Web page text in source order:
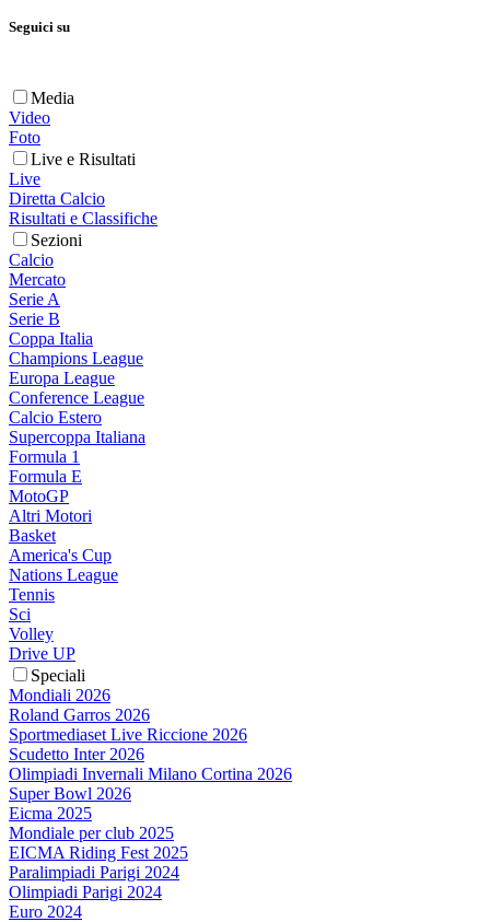
Seguici su
Media
Video
Foto
Live e Risultati
Live
Diretta Calcio
Risultati e Classifiche
Sezioni
Calcio
Mercato
Serie A
Serie B
Coppa Italia
Champions League
Europa League
Conference League
Calcio Estero
Supercoppa Italiana
Formula 1
Formula E
MotoGP
Altri Motori
Basket
America's Cup
Nations League
Tennis
Sci
Volley
Drive UP
Speciali
Mondiali 2026
Roland Garros 2026
Sportmediaset Live Riccione 2026
Scudetto Inter 2026
Olimpiadi Invernali Milano Cortina 2026
Super Bowl 2026
Eicma 2025
Mondiale per club 2025
EICMA Riding Fest 2025
Paralimpiadi Parigi 2024
Olimpiadi Parigi 2024
Euro 2024